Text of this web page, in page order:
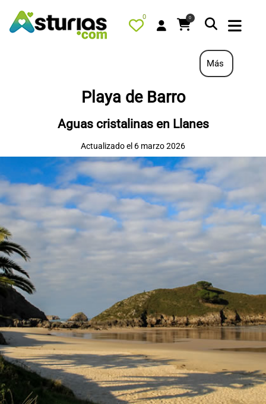
0 0
QUÉ HACER
ALOJAMIENTOS
RESTAURANTES
TURISMO ACTIVO
TIENDA
AGENDA
Más
Playa de Barro
Aguas cristalinas en Llanes
Actualizado el 6 marzo 2026